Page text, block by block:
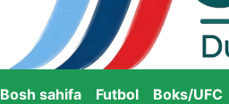
Bosh sahifa Futbol Boks/UFC